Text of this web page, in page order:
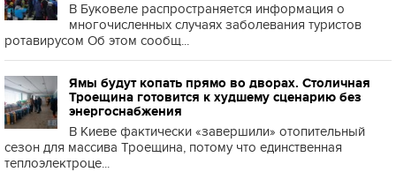
В Буковеле распространяется информация о
многочисленных случаях заболевания туристов
ротавирусом Об этом сообщ...
Ямы будут копать прямо во дворах. Столичная
Троещина готовится к худшему сценарию без
энергоснабжения
В Киеве фактически «завершили» отопительный
сезон для массива Троещина, потому что единственная
теплоэлектроце...